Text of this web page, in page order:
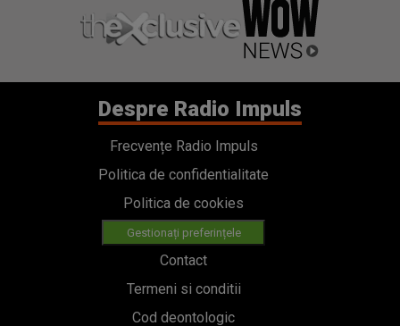
Despre Radio Impuls
Frecvențe Radio Impuls
Politica de confidentialitate
Politica de cookies
Gestionați preferințele
Contact
Termeni si conditii
Cod deontologic